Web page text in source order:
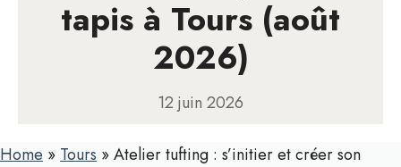
tapis à Tours (août
2026)
12 juin 2026
Home » Tours »Atelier tufting : s’initier et créer son